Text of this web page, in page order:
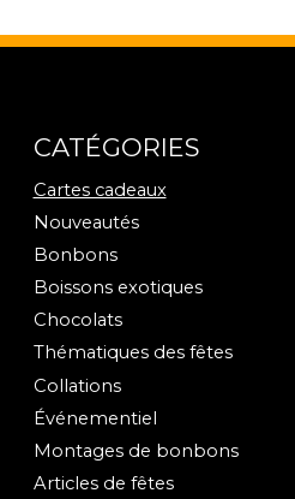
CATÉGORIES
Cartes cadeaux
Nouveautés
Bonbons
Boissons exotiques
Chocolats
Thématiques des fêtes
Collations
Événementiel
Montages de bonbons
Articles de fêtes